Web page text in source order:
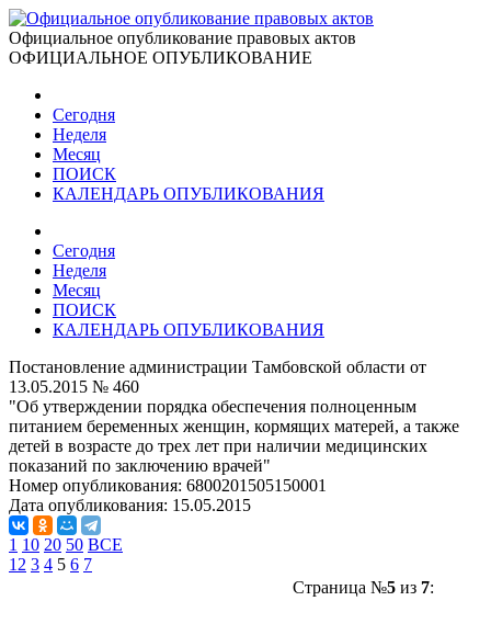
Официальное опубликование правовых актов
ОФИЦИАЛЬНОЕ ОПУБЛИКОВАНИЕ
Сегодня
Неделя
Месяц
ПОИСК
КАЛЕНДАРЬ ОПУБЛИКОВАНИЯ
Сегодня
Неделя
Месяц
ПОИСК
КАЛЕНДАРЬ ОПУБЛИКОВАНИЯ
Постановление администрации Тамбовской области от
13.05.2015 № 460
"Об утверждении порядка обеспечения полноценным
питанием беременных женщин, кормящих матерей, а также
детей в возрасте до трех лет при наличии медицинских
показаний по заключению врачей"
Номер опубликования: 6800201505150001
Дата опубликования: 15.05.2015
1 10 20 50 ВСЕ
1 2 3 4 5 6 7
Страница №5из 7: